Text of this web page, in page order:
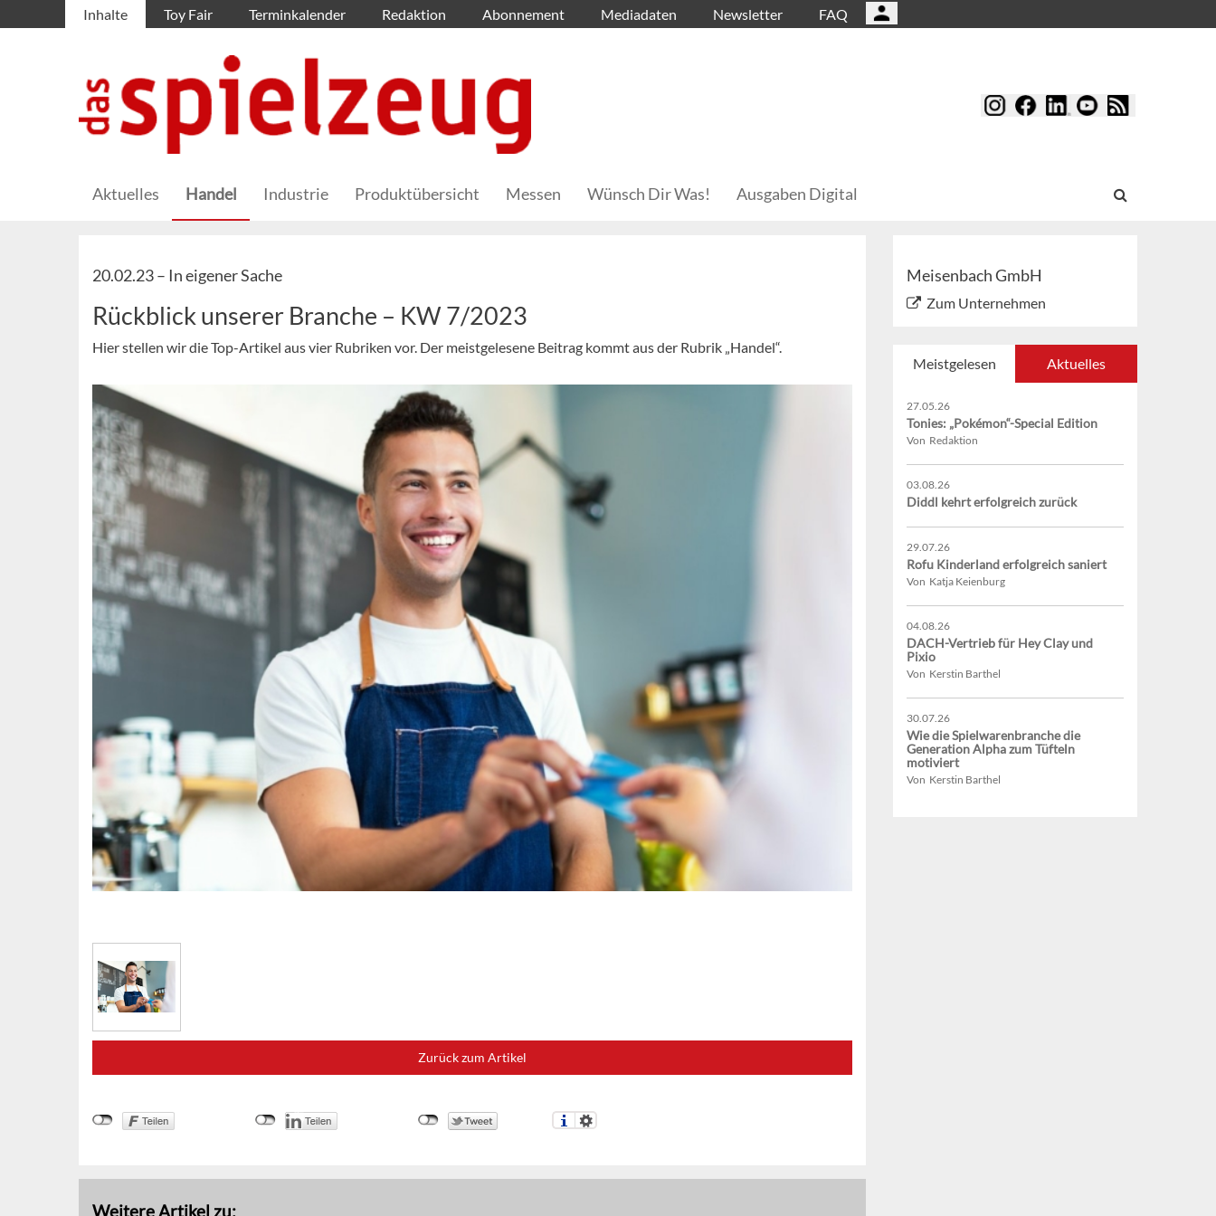
Inhalte Toy Fair Terminkalender Redaktion Abonnement Mediadaten Newsletter FAQ
Aktuelles Handel Industrie Produktübersicht Messen Wünsch Dir Was! Ausgaben Digital
20.02.23 – In eigener Sache
Rückblick unserer Branche – KW 7/2023
Hier stellen wir die Top-Artikel aus vier Rubriken vor. Der meistgelesene Beitrag kommt aus der Rubrik „Handel“.
Zurück zum Artikel
Weitere Artikel zu:
Meisenbach GmbH
Zum Unternehmen
Meistgelesen Aktuelles
27.05.26
Tonies: „Pokémon“-Special Edition
Von Redaktion
03.08.26
Diddl kehrt erfolgreich zurück
29.07.26
Rofu Kinderland erfolgreich saniert
Von Katja Keienburg
04.08.26
DACH-Vertrieb für Hey Clay und
Pixio
Von Kerstin Barthel
30.07.26
Wie die Spielwarenbranche die
Generation Alpha zum Tüfteln
motiviert
Von Kerstin Barthel